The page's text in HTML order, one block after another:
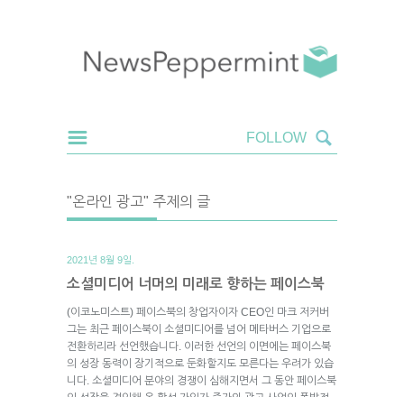
"온라인 광고" 주제의 글
2021년 8월 9일.
소셜미디어 너머의 미래로 향하는 페이스북
(이코노미스트) 페이스북의 창업자이자 CEO인 마크 저커버
그는 최근 페이스북이 소셜미디어를 넘어 메타버스 기업으로
전환하리라 선언했습니다. 이러한 선언의 이면에는 페이스북
의 성장 동력이 장기적으로 둔화할지도 모른다는 우려가 있습
니다. 소셜미디어 분야의 경쟁이 심해지면서 그 동안 페이스북